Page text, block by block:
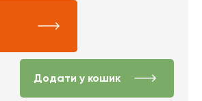
Додати у кошик